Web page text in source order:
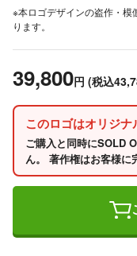
※本ロゴデザインの盗作・模
ります。
39,800円 (税込
このロゴはオリジナ
ご購入と同時にSOLD
ん。 著作権はお客様に